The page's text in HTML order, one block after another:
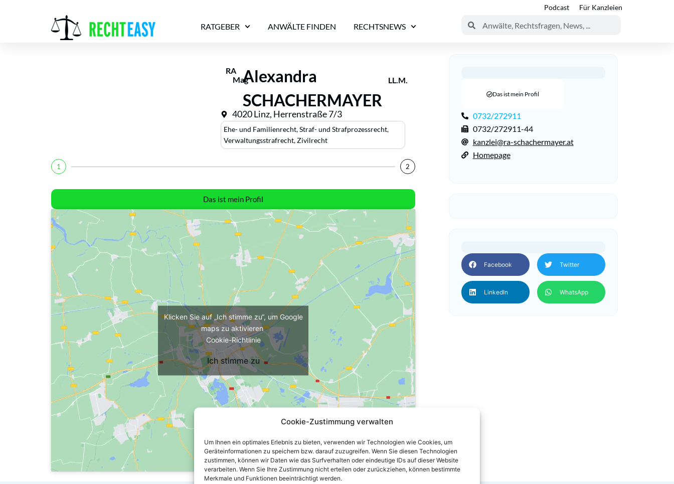
Cookie-Zustimmung verwalten
Um Ihnen ein optimales Erlebnis zu bieten, verwenden wir Technologien wie Cookies, um
Geräteinformationen zu speichern bzw. darauf zuzugreifen. Wenn Sie diesen Technologien
zustimmen, können wir Daten wie das Surfverhalten oder eindeutige IDs auf dieser Website
verarbeiten. Wenn Sie Ihre Zustimmung nicht erteilen oder zurückziehen, können bestimmte
Merkmale und Funktionen beeinträchtigt werden.
Podcast Für Kanzleien
RATGEBER ANWÄLTE FINDEN RECHTSNEWS
RA
MagAlexandra
SCHACHERMAYER
LL.M.
4020 Linz, Herrenstraße 7/3
Ehe- und Familienrecht,Straf- und Strafprozessrecht,
Verwaltungsstrafrecht,Zivilrecht
1 2
Das ist mein Profil
Klicken Sie auf „Ich stimme zu“, um Google
maps zu aktivieren
Cookie-Richtlinie
Ich stimme zu
Das ist mein Profil
0732/272911
0732/272911-44
kanzlei@ra-schachermayer.at
Homepage
Facebook Twitter
LinkedIn WhatsApp